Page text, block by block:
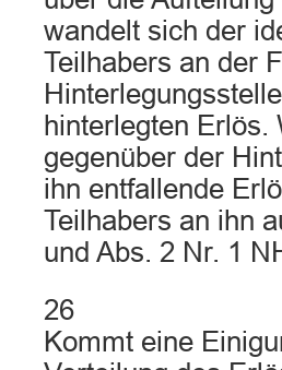
wandelt sich der
Teilhabers an der
hinterlegten Erlös.
gegenüber der
ihn entfallende
Teilhabers an ihn
und Abs. 2 Nr. 1
26
Kommt eine